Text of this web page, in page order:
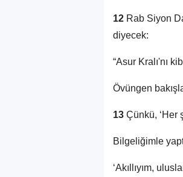
12 Rab Siyon
diyecek:
“Asur Kralı'nı
Övüngen
13 Çünkü, ‘Her
Bilgeliğimle
‘Akıllıyım,